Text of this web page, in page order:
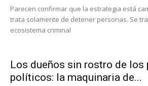
Parecen confirmar que la estrategia está
trata solamente de detener personas. Se
ecosistema criminal
Los dueños sin rostro de los
políticos: la maquinaria de...